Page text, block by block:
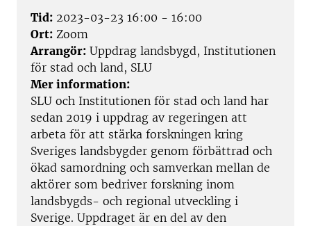
Tid: 2023-03-23 16:00 - 16:00
Ort: Zoom
Arrangör: Uppdrag landsbygd, Institutionen
för stad och land, SLU
Mer information:
SLU och Institutionen för stad och land har
sedan 2019 i uppdrag av regeringen att
arbeta för att stärka forskningen kring
Sveriges landsbygder genom förbättrad och
ökad samordning och samverkan mellan de
aktörer som bedriver forskning inom
landsbygds- och regional utveckling i
Sverige. Uppdraget är en del av den